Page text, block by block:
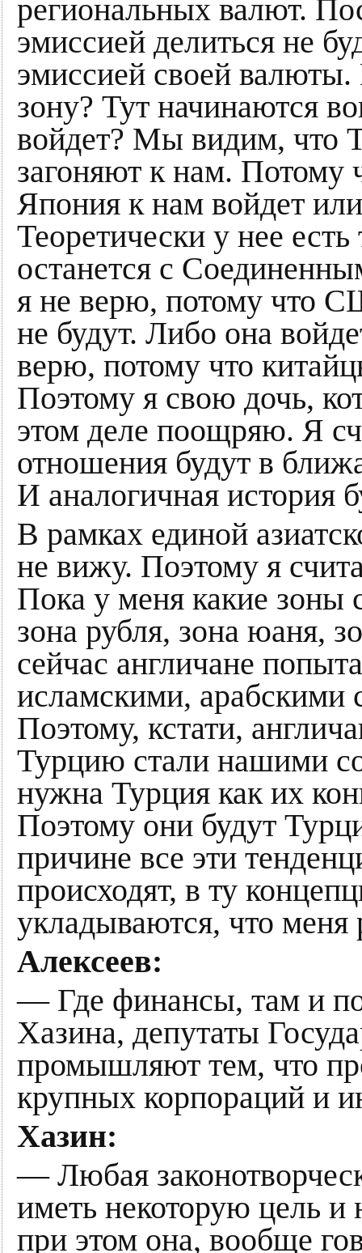
региональных валют.
эмиссией делиться не
эмиссией своей
зону? Тут начинаются
войдет? Мы видим, что
загоняют к нам. Потому
Япония к нам войдет
Теоретически у нее
останется с
я не верю, потому что
не будут. Либо она
верю, потому что
Поэтому я свою дочь,
этом деле поощряю. Я
отношения будут в
И аналогичная история
В рамках единой
не вижу. Поэтому я
Пока у меня какие зоны
зона рубля, зона юаня,
сейчас англичане
исламскими, арабскими
Поэтому, кстати,
Турцию стали нашими
нужна Турция как их
Поэтому они будут
причине все эти
происходят, в ту
укладываются, что меня
Алексеев:
— Где финансы, там и
Хазина, депутаты
промышляют тем, что
крупных корпораций и
Хазин:
— Любая
иметь некоторую цель
при этом она, вообще